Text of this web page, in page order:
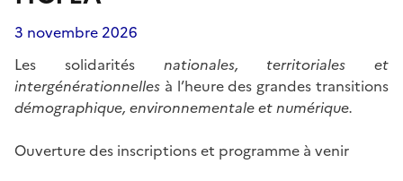
3 novembre 2026
Les solidarités nationales, territoriales et
intergénérationnelles à l’heure des grandes transitions
démographique, environnementale et numérique.
Ouverture des inscriptions et programme à venir